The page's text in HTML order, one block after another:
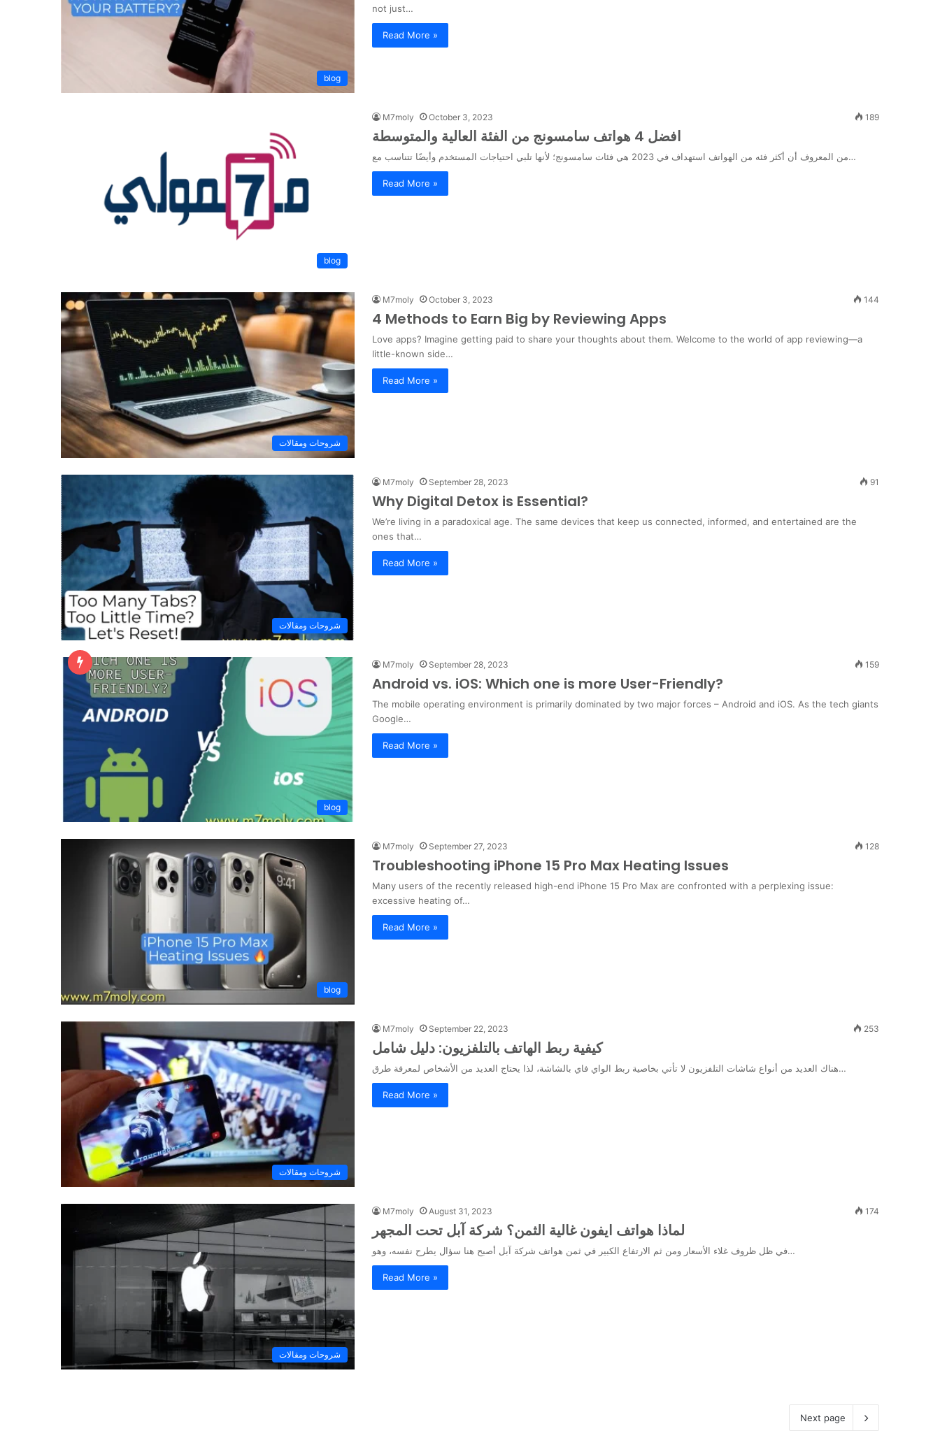
blog
not just…
Read More »
blog
M7moly October 3, 2023 189
افضل 4 هواتف سامسونج من الفئة العالية والمتوسطة
من المعروف أن أكثر فئه من الهواتف استهداف في 2023 هي فئات سامسونج؛ لأنها تلبي احتياجات المستخدم وأيضًا تتناسب مع…
Read More »
شروحات ومقالات
M7moly October 3, 2023 144
4 Methods to Earn Big by Reviewing Apps
Love apps? Imagine getting paid to share your thoughts about them. Welcome to the world of app reviewing—a
little-known side…
Read More »
شروحات ومقالات
M7moly September 28, 2023 91
Why Digital Detox is Essential?
We’re living in a paradoxical age. The same devices that keep us connected, informed, and entertained are the
ones that…
Read More »
blog
M7moly September 28, 2023 159
Android vs. iOS: Which one is more User-Friendly?
The mobile operating environment is primarily dominated by two major forces – Android and iOS. As the tech giants
Google…
Read More »
blog
M7moly September 27, 2023 128
Troubleshooting iPhone 15 Pro Max Heating Issues
Many users of the recently released high-end iPhone 15 Pro Max are confronted with a perplexing issue:
excessive heating of…
Read More »
شروحات ومقالات
M7moly September 22, 2023 253
كيفية ربط الهاتف بالتلفزيون: دليل شامل
هناك العديد من أنواع شاشات التلفزيون لا تأتي بخاصية ربط الواي فاي بالشاشة، لذا يحتاج العديد من الأشخاص لمعرفة طرق…
Read More »
شروحات ومقالات
M7moly August 31, 2023 174
لماذا هواتف ايفون غالية الثمن؟ شركة آبل تحت المجهر
في ظل ظروف غلاء الأسعار ومن ثم الارتفاع الكبير في ثمن هواتف شركة آبل أصبح هنا سؤال يطرح نفسه، وهو…
Read More »
Next page